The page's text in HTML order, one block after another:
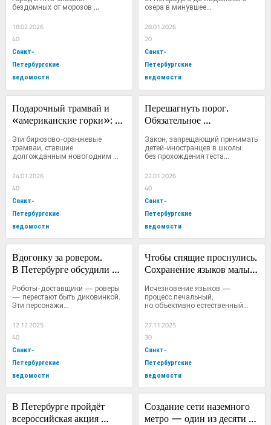
бездомных от морозов
Февральские...
18.02.2026
40
Санкт-
Петербургские
ведомости
Ленинграда от фашистской
озера в минувшее...
28.01.2026
20
Санкт-
Петербургские
ведомости
Подарочный трамвай и
«американские горки»:
«Славянке»
Эти бирюзово-оранжевые
трамваи, ставшие
долгожданным новогодним
подарком...
24.01.2026
40
Санкт-
Петербургские
ведомости
Перешагнуть порог.
Обязательное
языку для многих ребят-
иностранцев — серьезное
к школе
Закон, запрещающий принимать
детей-иностранцев в школы
без прохождения теста...
22.01.2026
40
Санкт-
Петербургские
ведомости
Вдогонку за ровером.
В Петербурге обсудили
доставщиков
Роботы-доставщики — роверы
— перестают быть диковинкой.
Эти персонажи...
12.12.2025
40
Санкт-
Петербургские
ведомости
Чтобы спящие проснулись.
Сохранение языков малых
значительных усилий
Исчезновение языков —
процесс печальный,
но объективно естественный...
27.11.2025
30
Санкт-
Петербургские
ведомости
В Петербурге пройдёт
всероссийская акция
Создание сети наземного
метро — один из десяти